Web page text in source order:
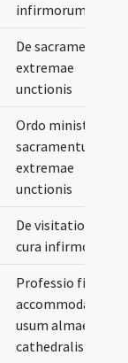
infirmorum
De sacramento
extremae
unctionis
Ordo ministrandi
sacramentum
extremae
unctionis
De visitatione et
cura infirmorum
Professio fidei
accommodata in
usum almae
cathedralis et